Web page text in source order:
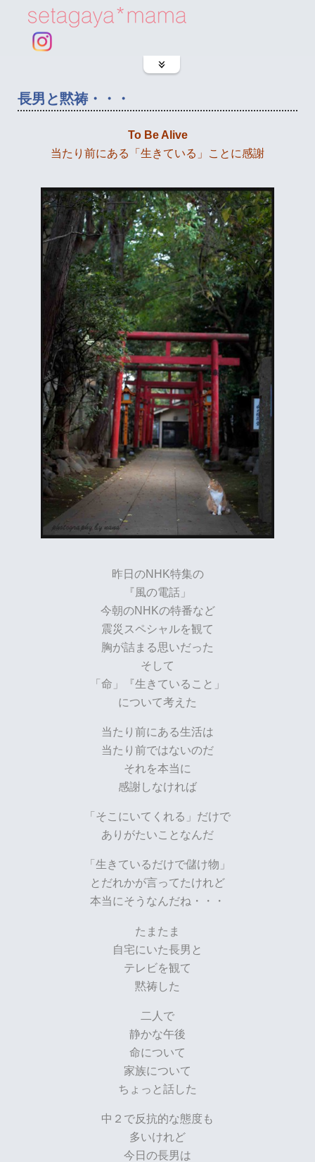
長男と黙祷・・・
To Be Alive
当たり前にある「生きている」ことに感謝
昨日のNHK特集の
『風の電話」
今朝のNHKの特番など
震災スペシャルを観て
胸が詰まる思いだった
そして
「命」『生きていること」
について考えた
当たり前にある生活は
当たり前ではないのだ
それを本当に
感謝しなければ
「そこにいてくれる」だけで
ありがたいことなんだ
「生きているだけで儲け物」
とだれかが言ってたけれど
本当にそうなんだね・・・
たまたま
自宅にいた長男と
テレビを観て
黙祷した
二人で
静かな午後
命について
家族について
ちょっと話した
中２で反抗的な態度も
多いけれど
今日の長男は